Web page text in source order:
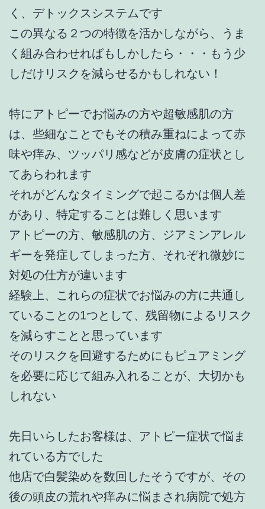
く、デトックスシステムです
この異なる２つの特徴を活かしながら、うま
く組み合わせればもしかしたら・・・もう少
しだけリスクを減らせるかもしれない！
特にアトピーでお悩みの方や超敏感肌の方
は、些細なことでもその積み重ねによって赤
味や痒み、ツッパリ感などが皮膚の症状とし
てあらわれます
それがどんなタイミングで起こるかは個人差
があり、特定することは難しく思います
アトピーの方、敏感肌の方、ジアミンアレル
ギーを発症してしまった方、それぞれ微妙に
対処の仕方が違います
経験上、これらの症状でお悩みの方に共通し
ていることの1つとして、残留物によるリスク
を減らすことと思っています
そのリスクを回避するためにもピュアミング
を必要に応じて組み入れることが、大切かも
しれない
先日いらしたお客様は、アトピー症状で悩ま
れている方でした
他店で白髪染めを数回したそうですが、その
後の頭皮の荒れや痒みに悩まされ病院で処方